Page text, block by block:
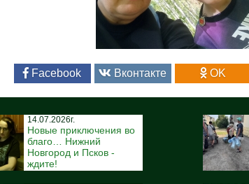
Facebook Вконтакте OK
14.07.2026г.
Новые приключения во
благо… Нижний
Новгород и Псков -
ждите!